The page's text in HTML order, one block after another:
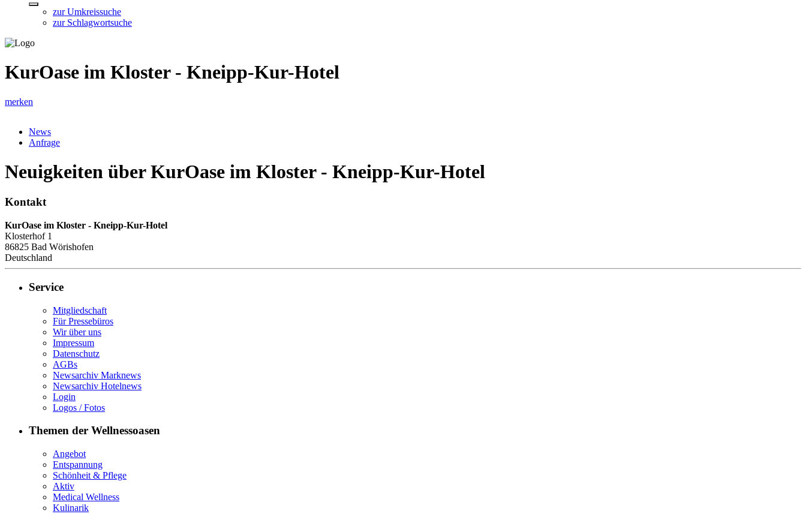
zur Umkreissuche
zur Schlagwortsuche
KurOase im Kloster - Kneipp-Kur-Hotel
merken
News
Anfrage
Neuigkeiten über KurOase im Kloster - Kneipp-Kur-Hotel
Kontakt
KurOase im Kloster - Kneipp-Kur-Hotel
Klosterhof 1
86825 Bad Wörishofen
Deutschland
Service
Mitgliedschaft
Für Pressebüros
Wir über uns
Impressum
Datenschutz
AGBs
Newsarchiv Marknews
Newsarchiv Hotelnews
Login
Logos / Fotos
Themen der Wellnessoasen
Angebot
Entspannung
Schönheit & Pflege
Aktiv
Medical Wellness
Kulinarik